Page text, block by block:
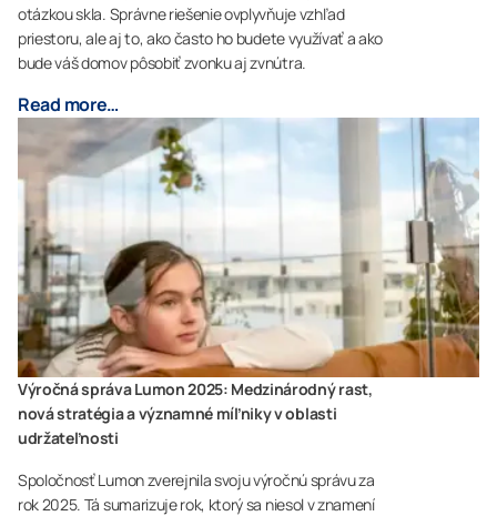
otázkou skla. Správne riešenie ovplyvňuje vzhľad
priestoru, ale aj to, ako často ho budete využívať a ako
bude váš domov pôsobiť zvonku aj zvnútra.
Read more…
Výročná správa Lumon 2025: Medzinárodný rast,
nová stratégia a významné míľniky v oblasti
udržateľnosti
Spoločnosť Lumon zverejnila svoju výročnú správu za
rok 2025. Tá sumarizuje rok, ktorý sa niesol v znamení